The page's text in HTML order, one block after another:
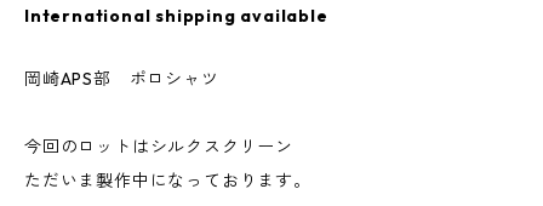
International shipping available
岡崎APS部 ポロシャツ
今回のロットはシルクスクリーン
ただいま製作中になっております。